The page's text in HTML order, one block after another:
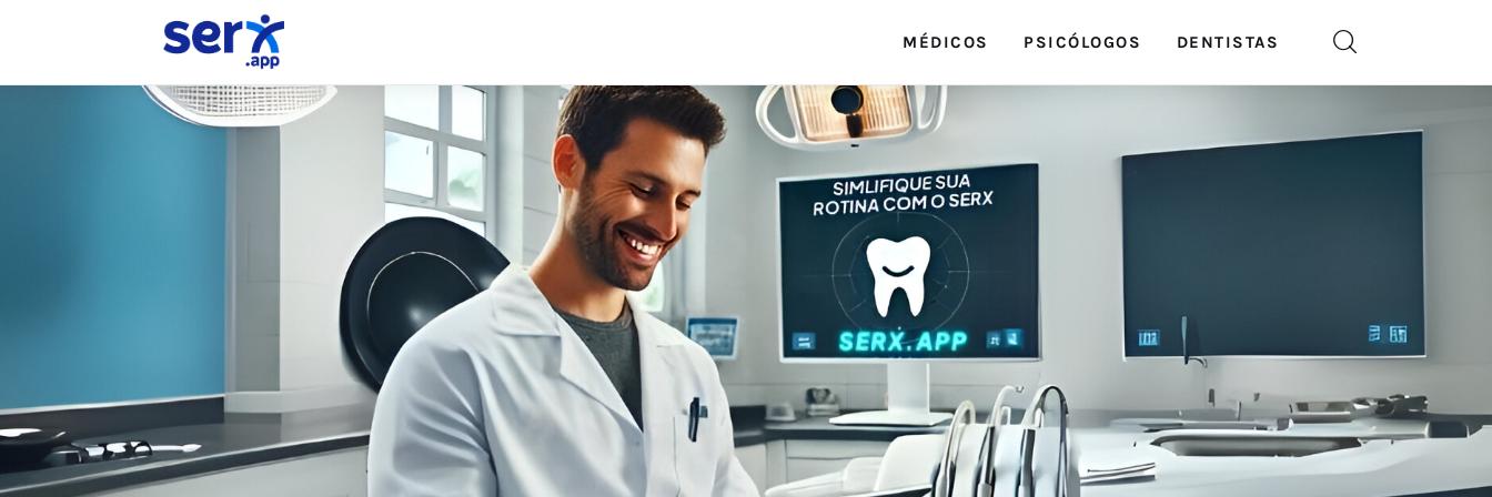
MÉDICOS PSICÓLOGOS DENTISTAS
blog.serx.app
Blog do Software Médico e Multiprofissional
serx.app
Psicólogos